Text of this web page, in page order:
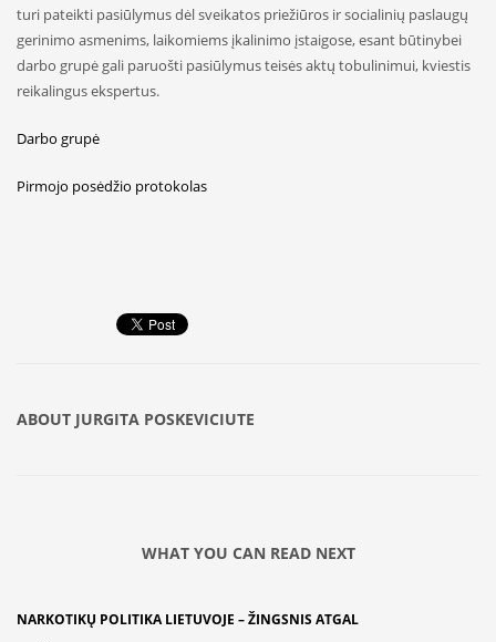
turi pateikti pasiūlymus dėl sveikatos priežiūros ir socialinių paslaugų
gerinimo asmenims, laikomiems įkalinimo įstaigose, esant būtinybei
darbo grupė gali paruošti pasiūlymus teisės aktų tobulinimui, kviestis
reikalingus ekspertus.
Darbo grupė
Pirmojo posėdžio protokolas
ABOUT JURGITA POSKEVICIUTE
WHAT YOU CAN READ NEXT
NARKOTIKŲ POLITIKA LIETUVOJE – ŽINGSNIS ATGAL